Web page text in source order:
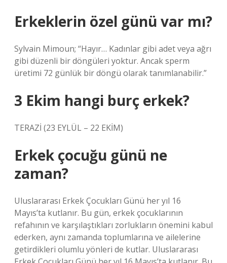
Erkeklerin özel günü var mı?
Sylvain Mimoun; “Hayır… Kadınlar gibi adet veya ağrı
gibi düzenli bir döngüleri yoktur. Ancak sperm
üretimi 72 günlük bir döngü olarak tanımlanabilir.”
3 Ekim hangi burç erkek?
TERAZİ (23 EYLÜL – 22 EKİM)
Erkek çocuğu günü ne
zaman?
Uluslararası Erkek Çocukları Günü her yıl 16
Mayıs’ta kutlanır. Bu gün, erkek çocuklarının
refahının ve karşılaştıkları zorlukların önemini kabul
ederken, aynı zamanda toplumlarına ve ailelerine
getirdikleri olumlu yönleri de kutlar. Uluslararası